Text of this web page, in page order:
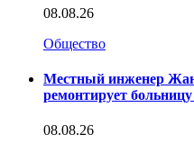
08.08.26
Общество
Местный инженер
ремонтирует
08.08.26